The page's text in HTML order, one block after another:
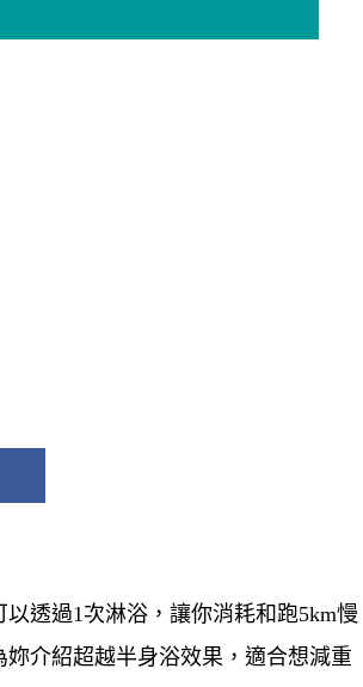
透過1次淋浴，讓你消耗和跑5km慢
介紹超越半身浴效果，適合想減重